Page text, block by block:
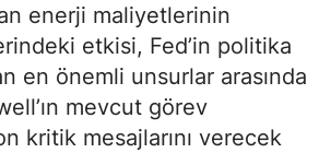
enerji maliyetlerinin
etkisi, Fed’in politika
en önemli unsurlar arasında
mevcut görev
kritik mesajlarını verecek